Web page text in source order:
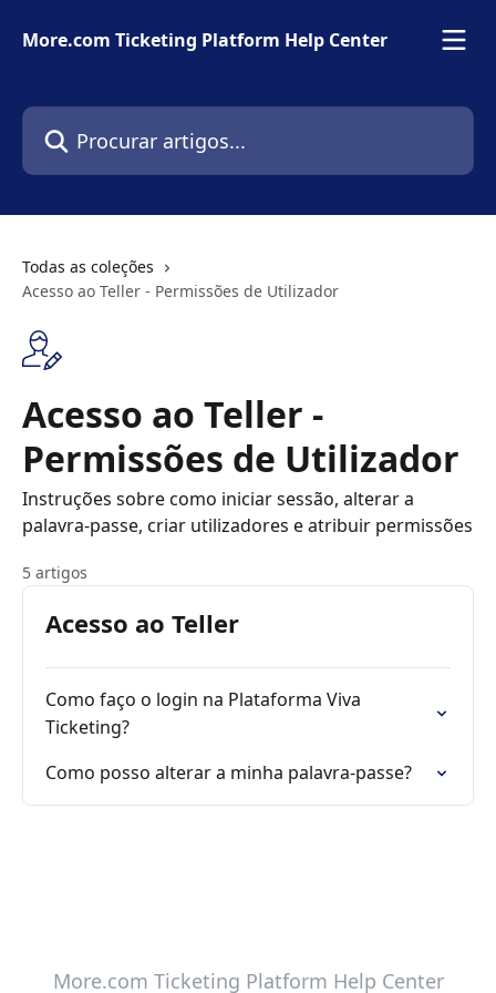
More.com Ticketing Platform Help Center
Procurar artigos...
Todas as coleções
Acesso ao Teller - Permissões de Utilizador
Acesso ao Teller -
Permissões de Utilizador
Instruções sobre como iniciar sessão, alterar a
palavra-passe, criar utilizadores e atribuir permissões
5 artigos
Acesso ao Teller
Como faço o login na Plataforma Viva
Ticketing?
Como posso alterar a minha palavra-passe?
More.com Ticketing Platform Help Center